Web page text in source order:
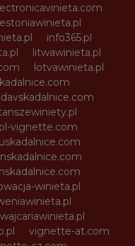
estoniawinieta.pl
info365.pl
litwawinieta.pl
lotvawinieta.pl
pl-vignette.com
winieta.pl
vignette-at.com